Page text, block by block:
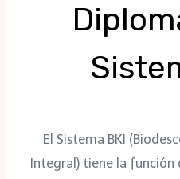
El Sistema BKI
Integral) tiene la función